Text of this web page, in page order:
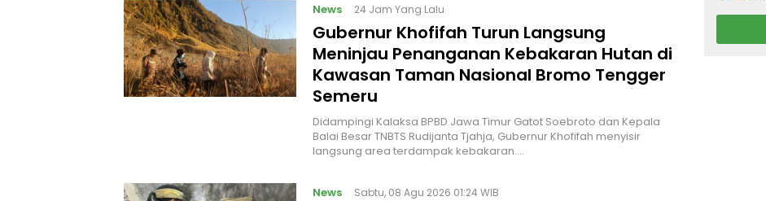
News 24 Jam Yang Lalu
Gubernur Khofifah Turun Langsung
Meninjau Penanganan Kebakaran Hutan di
Kawasan Taman Nasional Bromo Tengger
Semeru
Didampingi Kalaksa BPBD Jawa Timur Gatot Soebroto dan Kepala
Balai Besar TNBTS Rudijanta Tjahja, Gubernur Khofifah menyisir
langsung area terdampak kebakaran.…
News Sabtu, 08 Agu 2026 01:24 WIB